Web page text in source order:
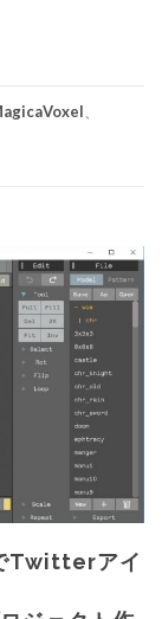
、
Twitterアイ